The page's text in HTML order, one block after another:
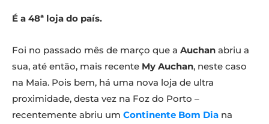
É a 48ª loja do país.
Foi no passado mês de março que a Auchan abriu a
sua, até então, mais recente My Auchan, neste caso
na Maia. Pois bem, há uma nova loja de ultra
proximidade, desta vez na Foz do Porto –
recentemente abriu um Continente Bom Dia na